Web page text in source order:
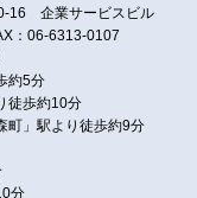
16 企業サービスビル
：06-6313-0107
約5分
徒歩約10分
町」駅より徒歩約9分
分